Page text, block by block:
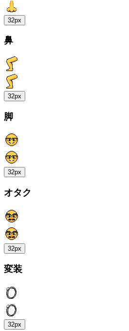
32px
鼻
32px
脚
32px
オタク
32px
変装
32px